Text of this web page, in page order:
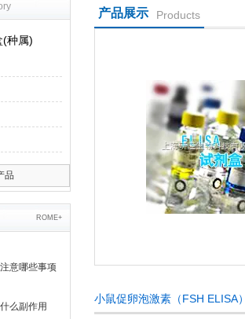
(种属)
品
ROME+
意哪些事项
么副作用
产品展示 Products
小鼠促卵泡激素（FSH ELISA